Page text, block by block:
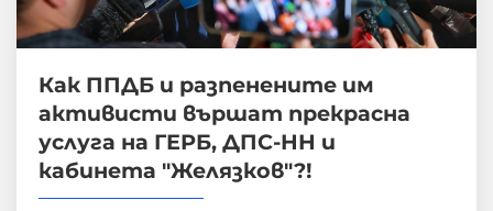
Как ППДБ и разпенените им
активисти вършат прекрасна
услуга на ГЕРБ, ДПС-НН и
кабинета "Желязков"?!